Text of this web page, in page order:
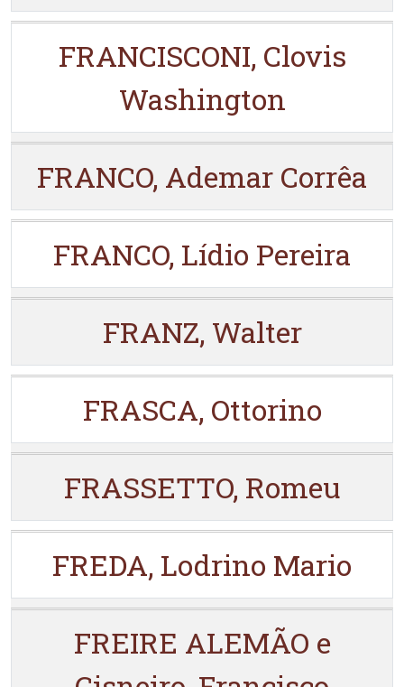
FRANCISCONI, Clovis
Washington
FRANCO, Ademar Corrêa
FRANCO, Lídio Pereira
FRANZ, Walter
FRASCA, Ottorino
FRASSETTO, Romeu
FREDA, Lodrino Mario
FREIRE ALEMÃO e